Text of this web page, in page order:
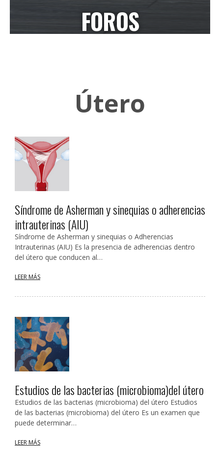
FOROS
Útero
Síndrome de Asherman y sinequias o adherencias
intrauterinas (AIU)
Síndrome de Asherman y sinequias o Adherencias
Intrauterinas (AIU) Es la presencia de adherencias dentro
del útero que conducen al…
LEER MÁS
Estudios de las bacterias (microbioma)del útero
Estudios de las bacterias (microbioma) del útero Estudios
de las bacterias (microbioma) del útero Es un examen que
puede determinar…
LEER MÁS